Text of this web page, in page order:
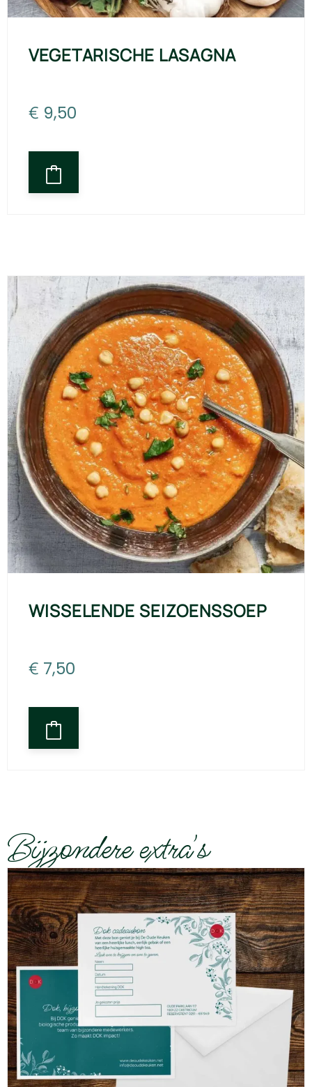
VEGETARISCHE LASAGNA
€ 9,50
WISSELENDE SEIZOENSSOEP
€ 7,50
Bijzondere extra's